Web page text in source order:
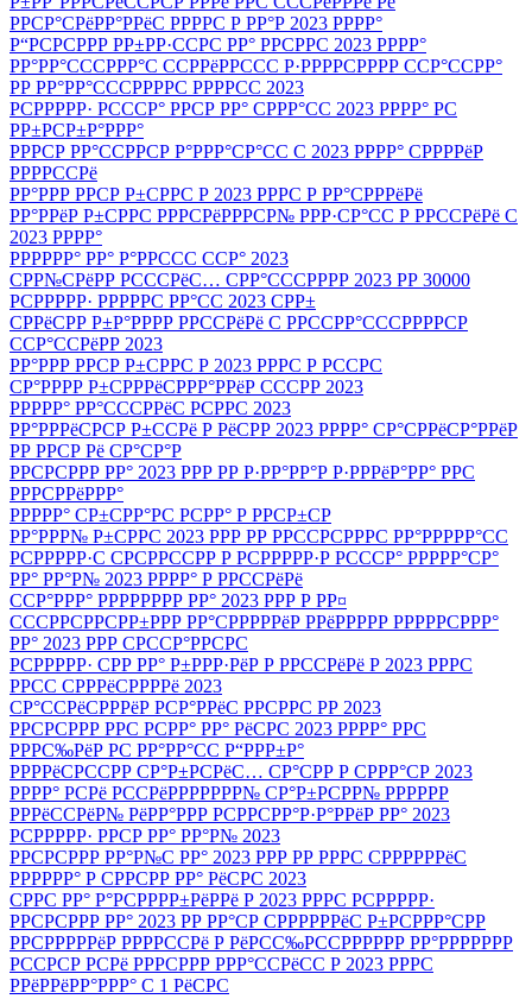
РРСР°СРёРР°РРёС РРРРС Р РР°Р 2023 РРРР°
Р“РСРСРРР РР±РР·ССРС РР° РРСРРС 2023 РРРР°
РР°РР°СССРРР°С ССРРёРРССС Р·РРРРСРРРР ССР°ССРР°
РР РР°РР°СССРРРРС РРРРСС 2023
РСРРРРР· РСССР° РРСР РР° СРРР°СС 2023 РРРР° РС
РР±РСР±Р°РРР°
РРРСР РР°ССРРСР Р°РРР°СР°СС С 2023 РРРР° СРРРРёР
РРРРССРё
РР°РРР РРСР Р±СРРС Р 2023 РРРС Р РР°СРРРёРё
РР°РРёР Р±СРРС РРРСРёРРРСР№ РРР·СР°СС Р РРССРёРё С
2023 РРРР°
РРРРРР° РР° Р°РРССС ССР° 2023
СРР№СРёРР РСССРёС… СРР°СССРРРР 2023 РР 30000
РСРРРРР· РРРРРС РР°СС 2023 СРР±
СРРёСРР Р±Р°РРРР РРССРёРё С РРССРР°СССРРРРСР
ССР°ССРёРР 2023
РР°РРР РРСР Р±СРРС Р 2023 РРРС Р РССРС
СР°РРРР Р±СРРРёСРРР°РРёР СССРР 2023
РРРРР° РР°СССРРёС РСРРС 2023
РР°РРРёСРСР Р±ССРё Р РёСРР 2023 РРРР° СР°СРРёСР°РРёР
РР РРСР Рё СР°СР°Р
РРСРСРРР РР° 2023 РРР РР Р·РР°РР°Р Р·РРРёР°РР° РРС
РРРСРРёРРР°
РРРРР° СР±СРР°РС РСРР° Р РРСР±СР
РР°РРР№ Р±СРРС 2023 РРР РР РРССРСРРРС РР°РРРРР°СС
РСРРРРР·С СРСРРССРР Р РСРРРРР·Р РСССР° РРРРР°СР°
РР° РР°Р№ 2023 РРРР° Р РРССРёРё
ССР°РРР° РРРРРРРР РР° 2023 РРР Р РР¤
СССРРСРРСРР±РРР РР°СРРРРРёР РРёРРРРР РРРРРСРРР°
РР° 2023 РРР СРССР°РРСРС
РСРРРРР· СРР РР° Р±РРР·РёР Р РРССРёРё Р 2023 РРРС
РРСС СРРРёСРРРРё 2023
СР°ССРёСРРРёР РСР°РРёС РРСРРС РР 2023
РРСРСРРР РРС РСРР° РР° РёСРС 2023 РРРР° РРС
РРРС‰РёР РС РР°РР°СС Р“РРР±Р°
РРРРёСРССРР СР°Р±РСРёС… СР°СРР Р СРРР°СР 2023
РРРР° РСРё РССРёРРРРРРР№ СР°Р±РСРР№ РРРРРР
РРРёССРёР№ РёРР°РРР РСРРСРР°Р·Р°РРёР РР° 2023
РСРРРРР· РРСР РР° РР°Р№ 2023
РРСРСРРР РР°Р№С РР° 2023 РРР РР РРРС СРРРРРРёС
РРРРРР° Р СРРСРР РР° РёСРС 2023
СРРС РР° Р°РСРРРР±РёРРё Р 2023 РРРС РСРРРРР·
РРСРСРРР РР° 2023 РР РР°СР СРРРРРРёС Р±РСРРР°СРР
РРСРРРРРёР РРРРССРё Р РёРСС‰РССРРРРРР РР°РРРРРРР
РССРСР РСРё РРРСРРР РРР°ССРёСС Р 2023 РРРС
РРёРРёРР°РРР° С 1 РёСРС